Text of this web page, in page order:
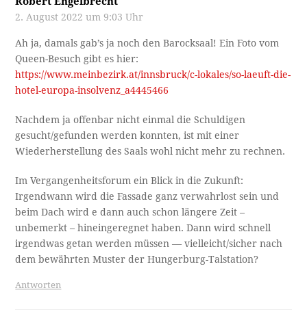
2. August 2022 um 9:03 Uhr
Ah ja, damals gab’s ja noch den Barocksaal! Ein Foto vom
Queen-Besuch gibt es hier:
https://www.meinbezirk.at/innsbruck/c-lokales/so-laeuft-die-
hotel-europa-insolvenz_a4445466
Nachdem ja offenbar nicht einmal die Schuldigen
gesucht/gefunden werden konnten, ist mit einer
Wiederherstellung des Saals wohl nicht mehr zu rechnen.
Im Vergangenheitsforum ein Blick in die Zukunft:
Irgendwann wird die Fassade ganz verwahrlost sein und
beim Dach wird e dann auch schon längere Zeit –
unbemerkt – hineingeregnet haben. Dann wird schnell
irgendwas getan werden müssen — vielleicht/sicher nach
dem bewährten Muster der Hungerburg-Talstation?
Antworten